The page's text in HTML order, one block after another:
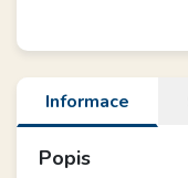
Informace
Popis